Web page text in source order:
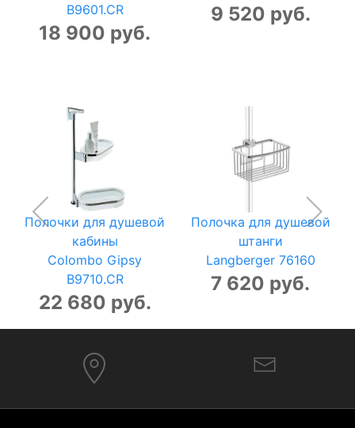
B9601.CR
18 900 руб.
9 520 руб.
Полочки для душевой
кабины
Colombo Gipsy
B9710.CR
22 680 руб.
Полочка для душевой
штанги
Langberger 76160
7 620 руб.